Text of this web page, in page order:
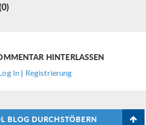
HINTERLASSEN
In | Registrierung
BLOG DURCHSTÖBERN